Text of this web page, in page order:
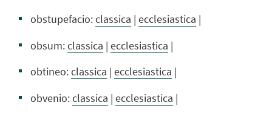
obstupefacio:classica | ecclesiastica |
obsum:classica | ecclesiastica |
obtineo:classica | ecclesiastica |
obvenio:classica | ecclesiastica |